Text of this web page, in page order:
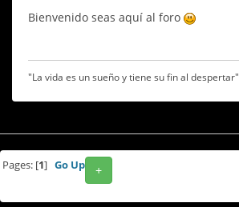
Bienvenido seas aquí al foro
"La vida es un sueño y tiene su fin al despertar"
+
Pages: [1] Go Up